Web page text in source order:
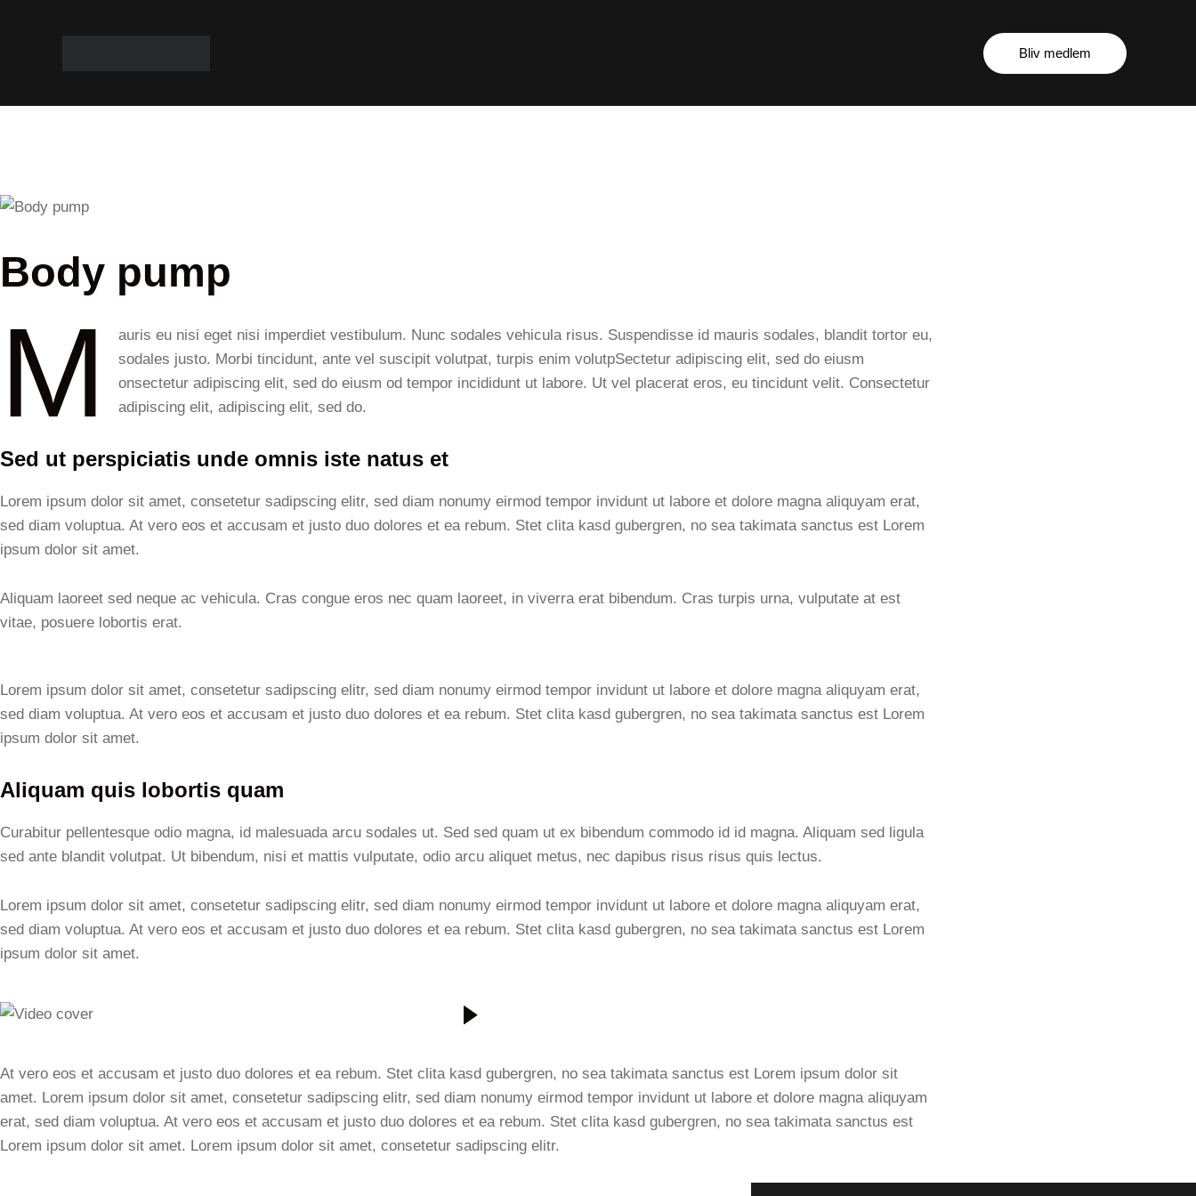
Bliv medlem
Body pump
M
auris eu nisi eget nisi imperdiet vestibulum. Nunc sodales vehicula risus. Suspendisse id mauris sodales, blandit tortor eu,
sodales justo. Morbi tincidunt, ante vel suscipit volutpat, turpis enim volutpSectetur adipiscing elit, sed do eiusm
onsectetur adipiscing elit, sed do eiusm od tempor incididunt ut labore. Ut vel placerat eros, eu tincidunt velit. Consectetur
adipiscing elit, adipiscing elit, sed do.
Sed ut perspiciatis unde omnis iste natus et
Lorem ipsum dolor sit amet, consetetur sadipscing elitr, sed diam nonumy eirmod tempor invidunt ut labore et dolore magna aliquyam erat,
sed diam voluptua. At vero eos et accusam et justo duo dolores et ea rebum. Stet clita kasd gubergren, no sea takimata sanctus est Lorem
ipsum dolor sit amet.
Aliquam laoreet sed neque ac vehicula. Cras congue eros nec quam laoreet, in viverra erat bibendum. Cras turpis urna, vulputate at est
vitae, posuere lobortis erat.
Lorem ipsum dolor sit amet, consetetur sadipscing elitr, sed diam nonumy eirmod tempor invidunt ut labore et dolore magna aliquyam erat,
sed diam voluptua. At vero eos et accusam et justo duo dolores et ea rebum. Stet clita kasd gubergren, no sea takimata sanctus est Lorem
ipsum dolor sit amet.
Aliquam quis lobortis quam
Curabitur pellentesque odio magna, id malesuada arcu sodales ut. Sed sed quam ut ex bibendum commodo id id magna. Aliquam sed ligula
sed ante blandit volutpat. Ut bibendum, nisi et mattis vulputate, odio arcu aliquet metus, nec dapibus risus risus quis lectus.
Lorem ipsum dolor sit amet, consetetur sadipscing elitr, sed diam nonumy eirmod tempor invidunt ut labore et dolore magna aliquyam erat,
sed diam voluptua. At vero eos et accusam et justo duo dolores et ea rebum. Stet clita kasd gubergren, no sea takimata sanctus est Lorem
ipsum dolor sit amet.
At vero eos et accusam et justo duo dolores et ea rebum. Stet clita kasd gubergren, no sea takimata sanctus est Lorem ipsum dolor sit
amet. Lorem ipsum dolor sit amet, consetetur sadipscing elitr, sed diam nonumy eirmod tempor invidunt ut labore et dolore magna aliquyam
erat, sed diam voluptua. At vero eos et accusam et justo duo dolores et ea rebum. Stet clita kasd gubergren, no sea takimata sanctus est
Lorem ipsum dolor sit amet. Lorem ipsum dolor sit amet, consetetur sadipscing elitr.